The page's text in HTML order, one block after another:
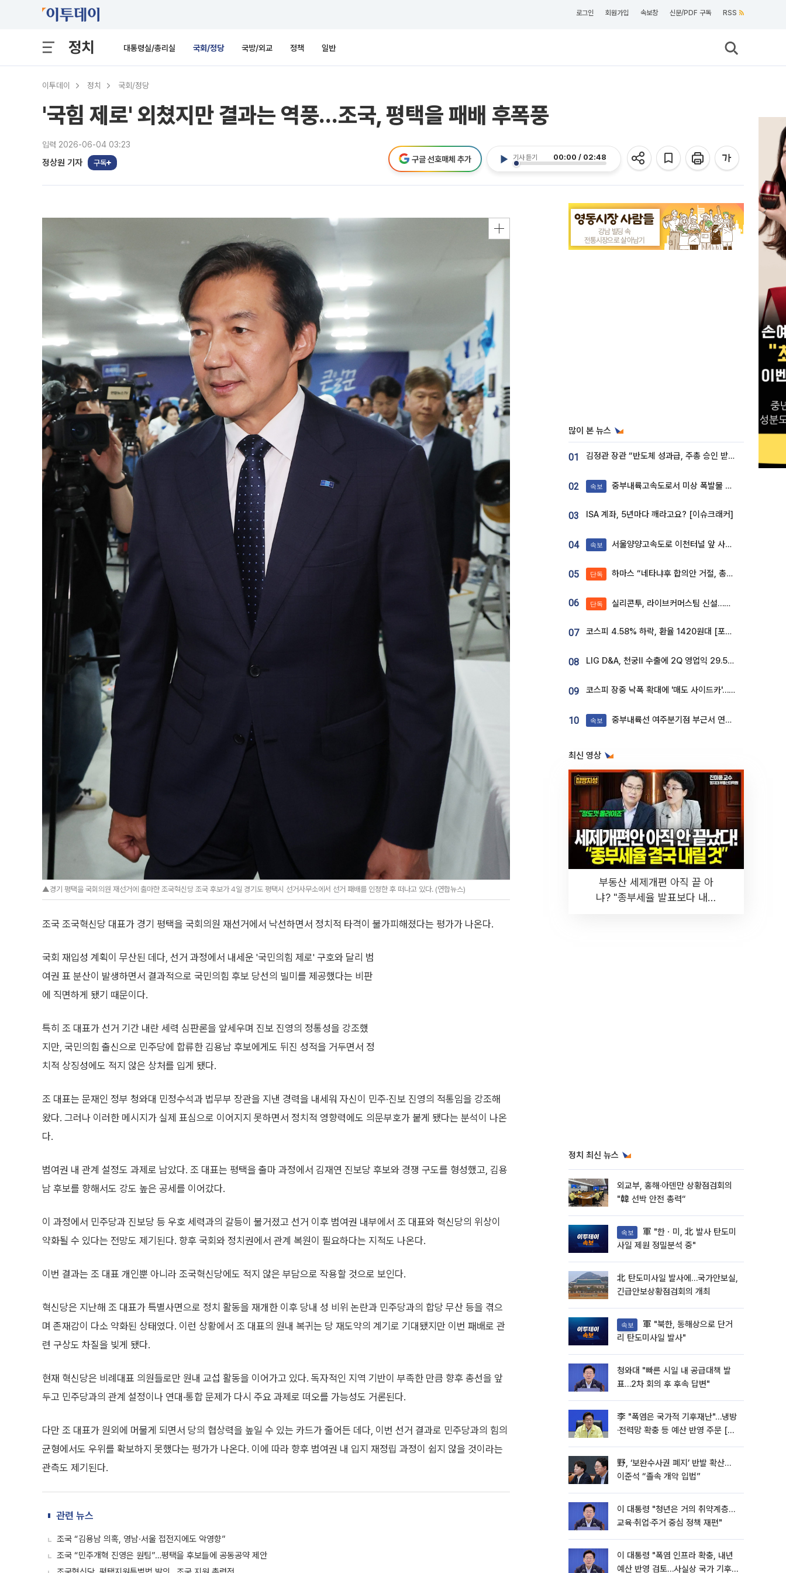
로그인 회원가입 속보창 신문/PDF 구독 RSS
정치 대통령실/총리실 국회/정당 국방/외교 정책 일반
이투데이 정치 국회/정당
'국힘 제로' 외쳤지만 결과는 역풍…조국, 평택을 패배 후폭풍
입력 2026-06-04 03:23
정상원 기자 구독
기사 듣기 00:00 / 02:48
구글 선호매체 추가
▲경기 평택을 국회의원 재선거에 출마한 조국혁신당 조국 후보가 4일 경기도 평택시 선거사무소에서 선거 패배를 인정한 후 떠나고 있다. (연합뉴스)
조국 조국혁신당 대표가 경기 평택을 국회의원 재선거에서 낙선하면서 정치적 타격이 불가피해졌다는 평가가 나온다.
국회 재입성 계획이 무산된 데다, 선거 과정에서 내세운 '국민의힘 제로' 구호와 달리 범
여권 표 분산이 발생하면서 결과적으로 국민의힘 후보 당선의 빌미를 제공했다는 비판
에 직면하게 됐기 때문이다.
특히 조 대표가 선거 기간 내란 세력 심판론을 앞세우며 진보 진영의 정통성을 강조했
지만, 국민의힘 출신으로 민주당에 합류한 김용남 후보에게도 뒤진 성적을 거두면서 정
치적 상징성에도 적지 않은 상처를 입게 됐다.
조 대표는 문재인 정부 청와대 민정수석과 법무부 장관을 지낸 경력을 내세워 자신이 민주·진보 진영의 적통임을 강조해
왔다. 그러나 이러한 메시지가 실제 표심으로 이어지지 못하면서 정치적 영향력에도 의문부호가 붙게 됐다는 분석이 나온
다.
범여권 내 관계 설정도 과제로 남았다. 조 대표는 평택을 출마 과정에서 김재연 진보당 후보와 경쟁 구도를 형성했고, 김용
남 후보를 향해서도 강도 높은 공세를 이어갔다.
이 과정에서 민주당과 진보당 등 우호 세력과의 갈등이 불거졌고 선거 이후 범여권 내부에서 조 대표와 혁신당의 위상이
약화될 수 있다는 전망도 제기된다. 향후 국회와 정치권에서 관계 복원이 필요하다는 지적도 나온다.
이번 결과는 조 대표 개인뿐 아니라 조국혁신당에도 적지 않은 부담으로 작용할 것으로 보인다.
혁신당은 지난해 조 대표가 특별사면으로 정치 활동을 재개한 이후 당내 성 비위 논란과 민주당과의 합당 무산 등을 겪으
며 존재감이 다소 약화된 상태였다. 이런 상황에서 조 대표의 원내 복귀는 당 재도약의 계기로 기대됐지만 이번 패배로 관
련 구상도 차질을 빚게 됐다.
현재 혁신당은 비례대표 의원들로만 원내 교섭 활동을 이어가고 있다. 독자적인 지역 기반이 부족한 만큼 향후 총선을 앞
두고 민주당과의 관계 설정이나 연대·통합 문제가 다시 주요 과제로 떠오를 가능성도 거론된다.
다만 조 대표가 원외에 머물게 되면서 당의 협상력을 높일 수 있는 카드가 줄어든 데다, 이번 선거 결과로 민주당과의 힘의
균형에서도 우위를 확보하지 못했다는 평가가 나온다. 이에 따라 향후 범여권 내 입지 재정립 과정이 쉽지 않을 것이라는
관측도 제기된다.
관련 뉴스
조국 “김용남 의혹, 영남·서울 접전지에도 악영향”
조국 “민주개혁 진영은 원팀”…평택을 후보들에 공동공약 제안
많이 본 뉴스
01 김정관 장관 “반도체 성과급, 주총 승인 받도록”…상법·자본시장법 개정 시사
02 속보 중부내륙고속도로서 미상 폭발물 발견
03 ISA 계좌, 5년마다 깨라고요? [이슈크래커]
04 속보 서울양양고속도로 이천터널 앞 사고 발생
05 단독 하마스 “네타냐후 합의안 거절, 총선 앞두고 시간 끌기”
06 단독 실리콘투, 라이브커머스팀 신설…K뷰티 ‘글로벌 판매망’ 확대[K뷰티 라방戰]
07 코스피 4.58% 하락, 환율 1420원대 [포토]
08 LIG D&A, 천궁Ⅱ 수출에 2Q 영업익 29.5%↑…수주잔고 24.6조 [종합]
09 코스피 장중 낙폭 확대에 '매도 사이드카'…외인 2.8조'팔자'· 개인 3.1조 '사자'
10 속보 중부내륙선 여주분기점 부근서 연이은 추돌사고 발생
최신 영상
부동산 세제개편 아직 끝 아
냐? "종부세율 발표보다 내릴
정치 최신 뉴스
외교부, 홍해·아덴만 상황점검회의
"韓 선박 안전 총력“
속보
사일 제원 정밀분석 중"
北 탄도미사일 발사에…국가안보실,
긴급안보상황점검회의 개최
속보
리 탄도미사일 발사"
청와대 "빠른 시일 내 공급대책 발
표…2차 회의 후 후속 답변"
李 "폭염은 국가적 기후재난"…냉방
·전력망 확충 등 예산 반영 주문 [종
野, ‘보완수사권 폐지’ 반발 확산…
이준석 “졸속 개악 입법”
이 대통령 "청년은 거의 취약계층…
교육·취업·주거 중심 정책 재편"
이 대통령 "폭염 인프라 확충, 내년
예산 반영 검토…사실상 국가 기후